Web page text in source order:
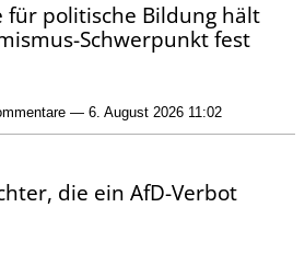
für politische Bildung hält
Schwerpunkt fest
— 6. August 2026 11:02
die ein AfD-Verbot